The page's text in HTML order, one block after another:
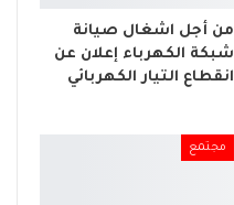
من أجل اشغال صيانة
شبكة الكهرباء إعلان عن
انقطاع التيار الكهربائي
مجتمع